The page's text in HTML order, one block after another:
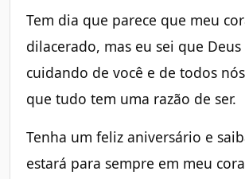
Tem dia que parece que meu
dilacerado, mas eu sei que Deus
cuidando de você e de todos
que tudo tem uma razão de ser.
Tenha um feliz aniversário e
estará para sempre em meu